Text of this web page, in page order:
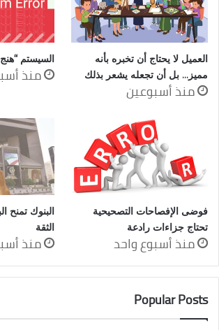
العميل لا يحتاج أن تخبره بأنه
مميز… بل أن تجعله يشعر بذلك
منذ أسبوعين
السيستم
منذ
فوضى الإفصاحات التصحيحية
تحتاج جزاءات رادعة
منذ أسبوع واحد
البنوك تمنح
الثقة
منذ
Popular Posts